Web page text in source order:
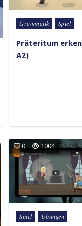
Posted in
Grammatik Spiel
Präteritum
A2)
0 1004
Posted in
Spiel Übungen